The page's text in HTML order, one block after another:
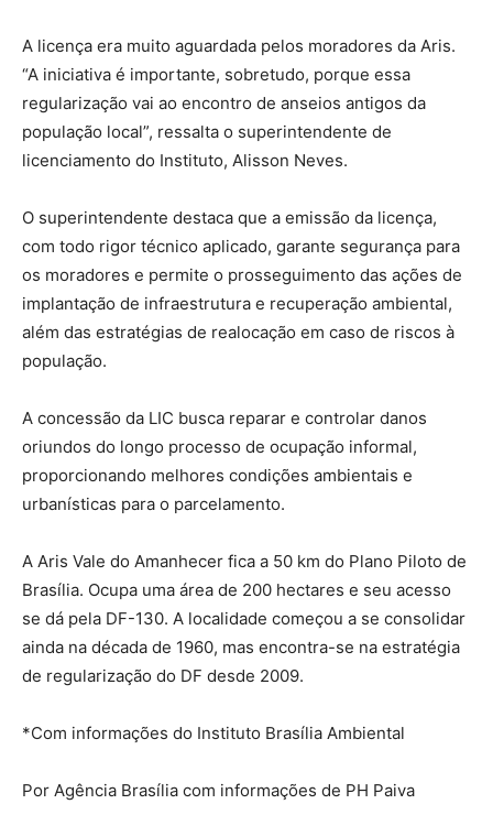
A licença era muito aguardada pelos moradores da Aris.
“A iniciativa é importante, sobretudo, porque essa
regularização vai ao encontro de anseios antigos da
população local”, ressalta o superintendente de
licenciamento do Instituto, Alisson Neves.
O superintendente destaca que a emissão da licença,
com todo rigor técnico aplicado, garante segurança para
os moradores e permite o prosseguimento das ações de
implantação de infraestrutura e recuperação ambiental,
além das estratégias de realocação em caso de riscos à
população.
A concessão da LIC busca reparar e controlar danos
oriundos do longo processo de ocupação informal,
proporcionando melhores condições ambientais e
urbanísticas para o parcelamento.
A Aris Vale do Amanhecer fica a 50 km do Plano Piloto de
Brasília. Ocupa uma área de 200 hectares e seu acesso
se dá pela DF-130. A localidade começou a se consolidar
ainda na década de 1960, mas encontra-se na estratégia
de regularização do DF desde 2009.
*Com informações do Instituto Brasília Ambiental
Por Agência Brasília com informações de PH Paiva